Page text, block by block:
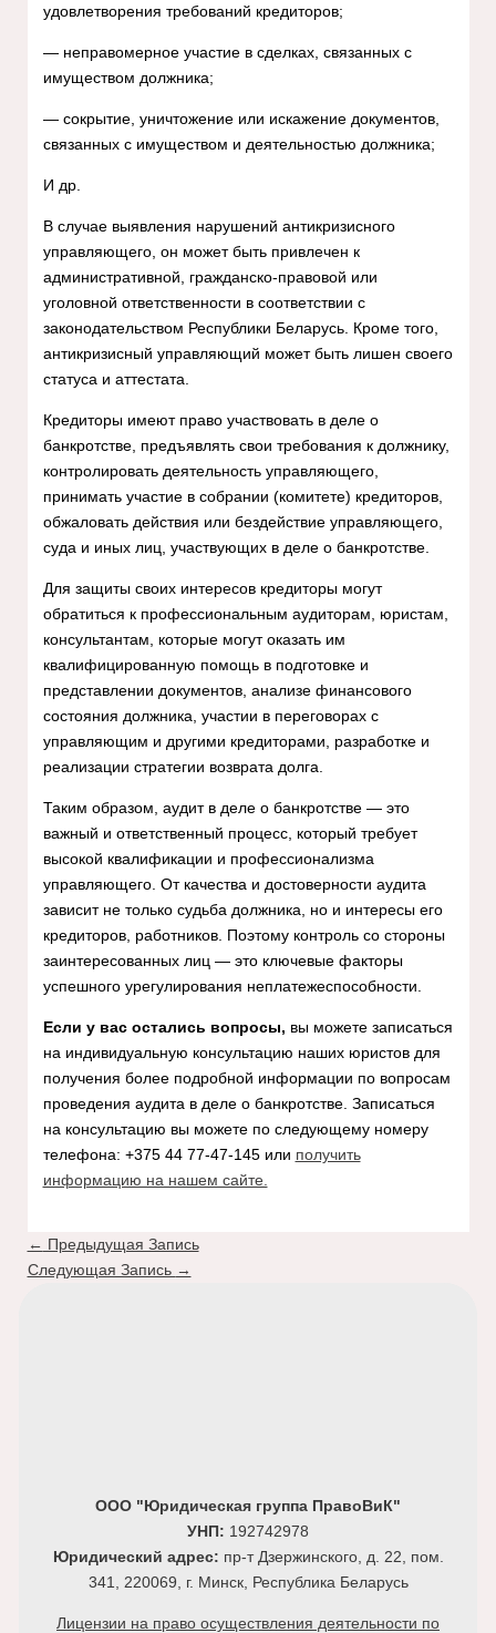
удовлетворения требований кредиторов;
— неправомерное участие в сделках, связанных с
имуществом должника;
— сокрытие, уничтожение или искажение документов,
связанных с имуществом и деятельностью должника;
И др.
В случае выявления нарушений антикризисного
управляющего, он может быть привлечен к
административной, гражданско-правовой или
уголовной ответственности в соответствии с
законодательством Республики Беларусь. Кроме того,
антикризисный управляющий может быть лишен своего
статуса и аттестата.
Кредиторы имеют право участвовать в деле о
банкротстве, предъявлять свои требования к должнику,
контролировать деятельность управляющего,
принимать участие в собрании (комитете) кредиторов,
обжаловать действия или бездействие управляющего,
суда и иных лиц, участвующих в деле о банкротстве.
Для защиты своих интересов кредиторы могут
обратиться к профессиональным аудиторам, юристам,
консультантам, которые могут оказать им
квалифицированную помощь в подготовке и
представлении документов, анализе финансового
состояния должника, участии в переговорах с
управляющим и другими кредиторами, разработке и
реализации стратегии возврата долга.
Таким образом, аудит в деле о банкротстве — это
важный и ответственный процесс, который требует
высокой квалификации и профессионализма
управляющего. От качества и достоверности аудита
зависит не только судьба должника, но и интересы его
кредиторов, работников. Поэтому контроль со стороны
заинтересованных лиц — это ключевые факторы
успешного урегулирования неплатежеспособности.
Если у вас остались вопросы, вы можете записаться
на индивидуальную консультацию наших юристов для
получения более подробной информации по вопросам
проведения аудита в деле о банкротстве. Записаться
на консультацию вы можете по следующему номеру
телефона: +375 44 77-47-145 или получить
информацию на нашем сайте.
← Предыдущая Запись
Следующая Запись →
ООО "Юридическая группа ПравоВиК"
УНП: 192742978
Юридический адрес: пр-т Дзержинского, д. 22, пом.
341, 220069, г. Минск, Республика Беларусь
Лицензии на право осуществления деятельности по